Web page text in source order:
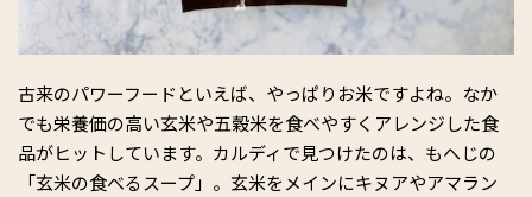
古来のパワーフードといえば、やっぱりお米ですよね。なか
でも栄養価の高い玄米や五穀米を食べやすくアレンジした食
品がヒットしています。カルディで見つけたのは、もへじの
「玄米の食べるスープ」。玄米をメインにキヌアやアマラン